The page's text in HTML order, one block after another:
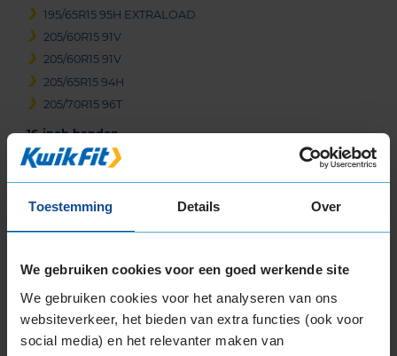
Toestemming Details Over
We gebruiken cookies voor een goed werkende site
We gebruiken cookies voor het analyseren van ons
websiteverkeer, het bieden van extra functies (ook voor
social media) en het relevanter maken van
195/65R15 95H EXTRALOAD
205/60R15 91V
205/60R15 91V
205/65R15 94H
205/70R15 96T
16-inch banden
185/50R16 81H
185/55R16 87V EXTRALOAD
195/45R16 84V EXTRALOAD
195/55R16 91H EXTRALOAD
195/60R16 93V EXTRALOAD
205/45R16 83H
205/55R16 94H EXTRALOAD